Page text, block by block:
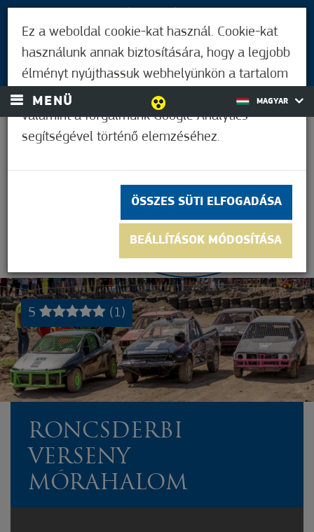
BEJELENTKEZÉS
MENÜ MAGYAR
5 (1)
RONCSDERBI
VERSENY
MÓRAHALOM
Ez a weboldal cookie-kat használ. Cookie-kat
használunk annak biztosítására, hogy a legjobb
élményt nyújthassuk webhelyünkön a tartalom
és a hirdetések személyre szabásához,
valamint a forgalmunk Google Analytics
segítségével történő elemzéséhez.
ÖSSZES SÜTI ELFOGADÁSA
BEÁLLÍTÁSOK MÓDOSÍTÁSA